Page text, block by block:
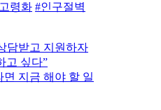
령화 #인구절벽
담받고 지원하자
고 싶다”
지금 해야 할 일